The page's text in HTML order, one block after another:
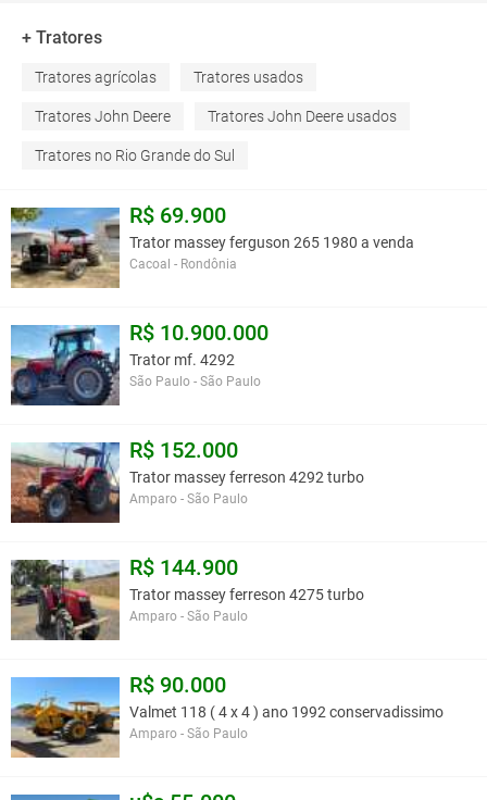
PS Trans, 3 Hyd, 540/1000 PTO, 18,4 x 38 Pneus (gastos), sem
Entre em contato conosco para mais detalhes
este anúncio é contra a política de Agroads?
+ Tratores
Tratores agrícolas Tratores usados
Tratores John Deere Tratores John Deere usados
Tratores no Rio Grande do Sul
R$ 69.900
Trator massey ferguson 265 1980 a venda
Cacoal - Rondônia
R$ 10.900.000
Trator mf. 4292
São Paulo - São Paulo
R$ 152.000
Trator massey ferreson 4292 turbo
Amparo - São Paulo
R$ 144.900
Trator massey ferreson 4275 turbo
Amparo - São Paulo
R$ 90.000
Valmet 118 ( 4 x 4 ) ano 1992 conservadissimo
Amparo - São Paulo